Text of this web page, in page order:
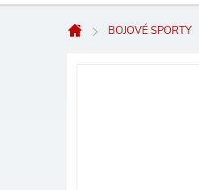
Domů
BOJOVÉ SPORTY